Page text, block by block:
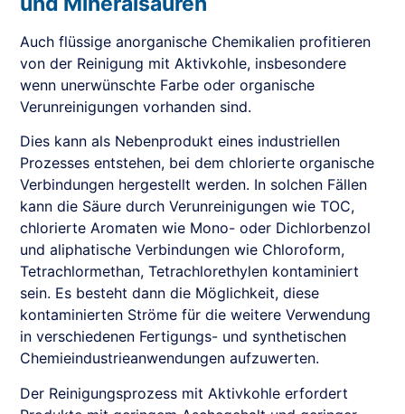
Auch flüssige anorganische Chemikalien profitieren
von der Reinigung mit Aktivkohle, insbesondere
wenn unerwünschte Farbe oder organische
Verunreinigungen vorhanden sind.
Dies kann als Nebenprodukt eines industriellen
Prozesses entstehen, bei dem chlorierte organische
Verbindungen hergestellt werden. In solchen Fällen
kann die Säure durch Verunreinigungen wie TOC,
chlorierte Aromaten wie Mono- oder Dichlorbenzol
und aliphatische Verbindungen wie Chloroform,
Tetrachlormethan, Tetrachlorethylen kontaminiert
sein. Es besteht dann die Möglichkeit, diese
kontaminierten Ströme für die weitere Verwendung
in verschiedenen Fertigungs- und synthetischen
Chemieindustrieanwendungen aufzuwerten.
Der Reinigungsprozess mit Aktivkohle erfordert